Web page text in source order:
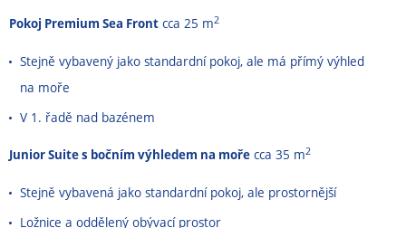
Pokoj Premium Sea Front cca 25 m2
Stejně vybavený jako standardní pokoj, ale má přímý výhled
na moře
V 1. řadě nad bazénem
Junior Suite s bočním výhledem na moře cca 35 m2
Stejně vybavená jako standardní pokoj, ale prostornější
Ložnice a oddělený obývací prostor